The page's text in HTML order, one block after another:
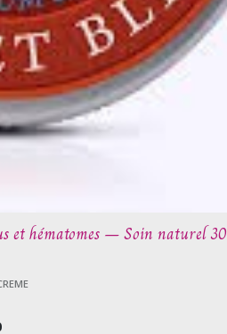
et hématomes – Soin naturel